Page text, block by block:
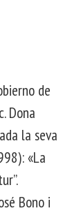
de
Dona
la seva
«La
Bono i